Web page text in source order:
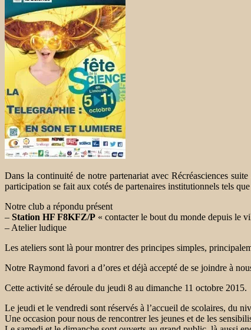
Dans la continuité de notre partenariat avec Récréasciences
participation se fait aux cotés de partenaires institutionnels tels
Notre club a répondu présent
– Station HF F8KFZ/P « contacter le bout du monde depuis le
– Atelier ludique
Les ateliers sont là pour montrer des principes simples,
Notre Raymond favori a d’ores et déjà accepté de se joindre à
Cette activité se déroule du jeudi 8 au dimanche 11 octobre 2015.
Le jeudi et le vendredi sont réservés à l’accueil de scolaires, du
Une occasion pour nous de rencontrer les jeunes et de les